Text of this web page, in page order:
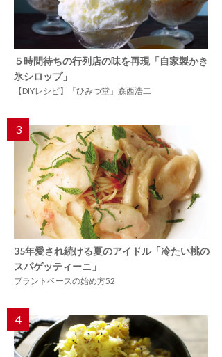
５時間待ちの行列店の味を再現「自家製かき
氷シロップ」
【DIYレシピ】「ひみつ堂」森西浩二
3
35年愛され続ける夏のアイドル「冷たい桃の
スパゲッティーニ」
プラントベースの始め方52
4